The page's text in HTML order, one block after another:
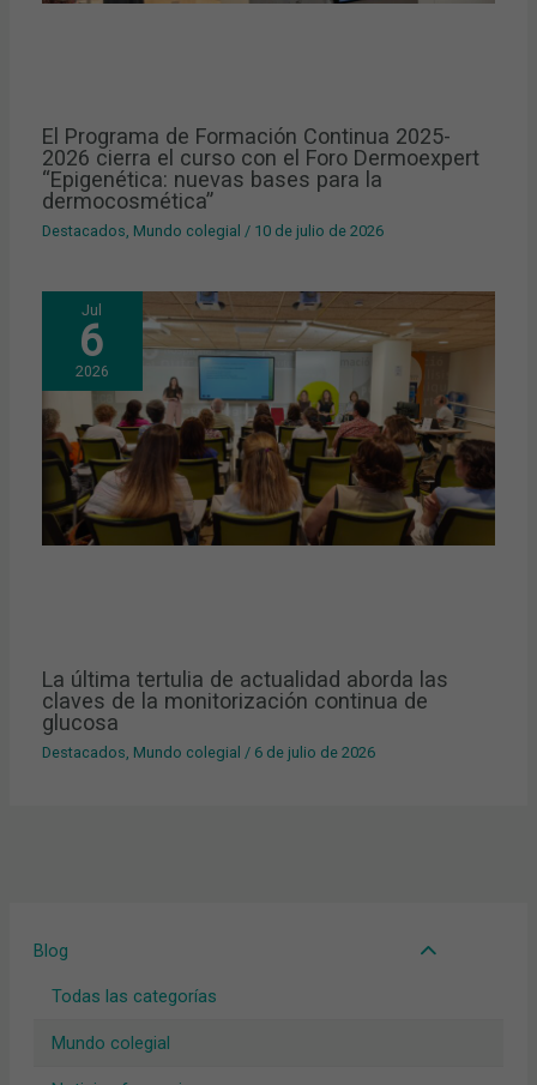
Blog
Todas las categorías
Mundo colegial
El Programa de Formación Continua 2025-
2026 cierra el curso con el Foro Dermoexpert
“Epigenética: nuevas bases para la
dermocosmética”
Destacados, Mundo colegial / 10 de julio de 2026
Jul
6
2026
La última tertulia de actualidad aborda las
claves de la monitorización continua de
glucosa
Destacados Mundo colegial / 6 de julio de 2026